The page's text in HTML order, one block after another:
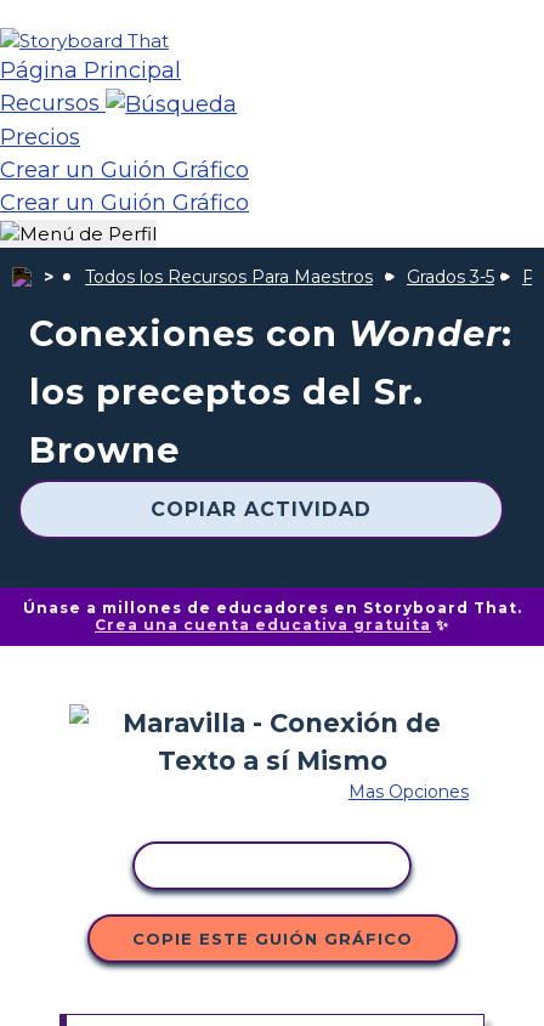
Página Principal
Recursos
Precios
Crear un Guión Gráfico
Crear un Guión Gráfico
Todos los Recursos Para Maestros Grados 3-5
Conexiones con Wonder:
los preceptos del Sr.
Browne
COPIAR ACTIVIDAD
Únase a millones de educadores en Storyboard That.
Crea una cuenta educativa gratuita ✨
Mas Opciones
COPIE ESTE GUIÓN GRÁFICO